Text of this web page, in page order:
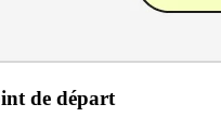
de départ